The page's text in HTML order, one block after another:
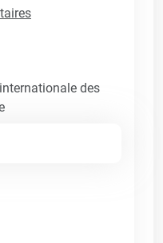
des